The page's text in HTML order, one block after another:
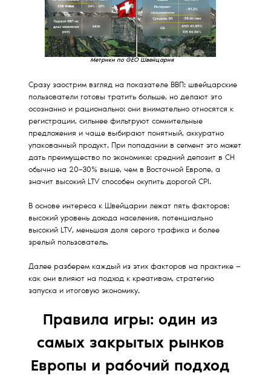
Метрики по GEO Швейцария
Сразу заострим взгляд на показателе ВВП: швейцарские
пользователи готовы тратить больше, но делают это
осознанно и рационально: они внимательно относятся к
регистрации, сильнее фильтруют сомнительные
предложения и чаще выбирают понятный, аккуратно
упакованный продукт. При попадании в сегмент это может
дать преимущество по экономике: средний депозит в CH
обычно на 20–30% выше, чем в Восточной Европе, а
значит высокий LTV способен окупить дорогой CPI.
В основе интереса к Швейцарии лежат пять факторов:
высокий уровень дохода населения, потенциально
высокий LTV, меньшая доля серого трафика и более
зрелый пользователь.
Далее разберем каждый из этих факторов на практике —
как они влияют на подход к креативам, стратегию
запуска и итоговую экономику.
Правила игры: один из
самых закрытых рынков
Европы и рабочий подход